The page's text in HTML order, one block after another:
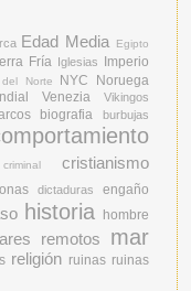
Edad Media Egipto
Fría Iglesias Imperio
Norte NYC Noruega
Venezia Vikingos
biografia burbujas
criminal cristianismo
dictaduras engaño
historia
hombre
remotos mar
religión ruinas ruinas